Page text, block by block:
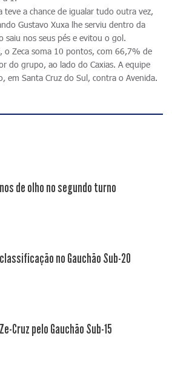
teve a chance de igualar tudo outra vez,
Gustavo Xuxa lhe serviu dentro da
saiu nos seus pés e evitou o gol.
o Zeca soma 10 pontos, com 66,7% de
do grupo, ao lado do Caxias. A equipe
em Santa Cruz do Sul, contra o Avenida.
de olho no segundo turno
no Gauchão Sub-20
Cruz pelo Gauchão Sub-15